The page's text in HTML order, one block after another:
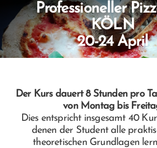
Professioneller
KÖLN
20-24 April
Der Kurs dauert 8 Stunden pro
von Montag bis
Dies entspricht insgesamt 40
denen der Student alle
theoretischen Grundlagen